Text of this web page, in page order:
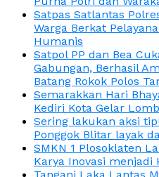
Satpas Satlantas
Warga Berkat
Humanis
Satpol PP dan Bea
Gabungan, Berhasil
Batang Rokok Polos
Semarakkan Hari
Kediri Kota Gelar
Sering lakukan aksi
Ponggok Blitar layak
SMKN 1 Plosoklaten
Karya Inovasi menjadi